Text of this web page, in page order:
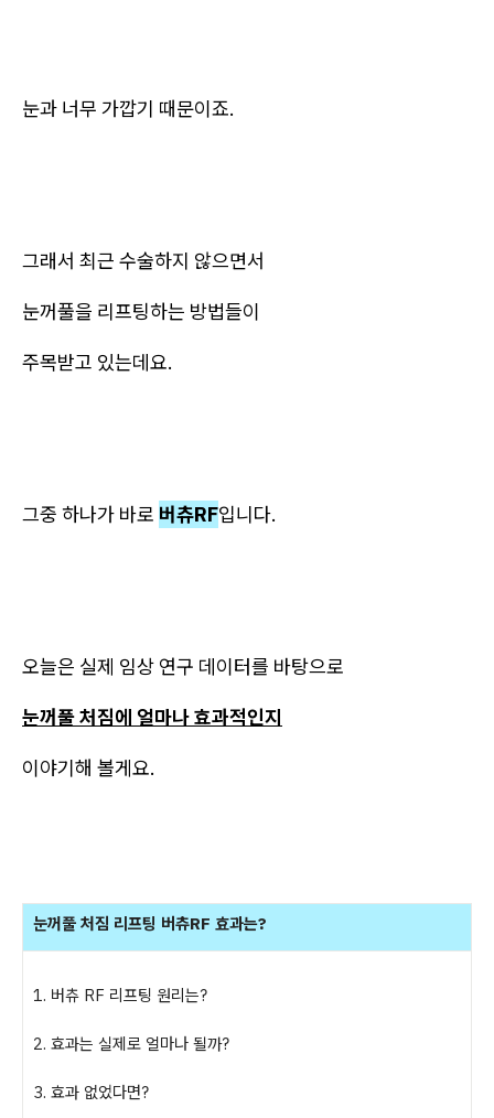
눈과 너무 가깝기 때문이죠.
그래서 최근 수술하지 않으면서
눈꺼풀을 리프팅하는 방법들이
주목받고 있는데요.
그중 하나가 바로 버츄RF입니다.
오늘은 실제 임상 연구 데이터를 바탕으로
눈꺼풀 처짐에 얼마나 효과적인지
이야기해 볼게요.
눈꺼풀 처짐 리프팅 버츄RF 효과는?
1. 버츄 RF 리프팅 원리는?
2. 효과는 실제로 얼마나 될까?
3. 효과 없었다면?